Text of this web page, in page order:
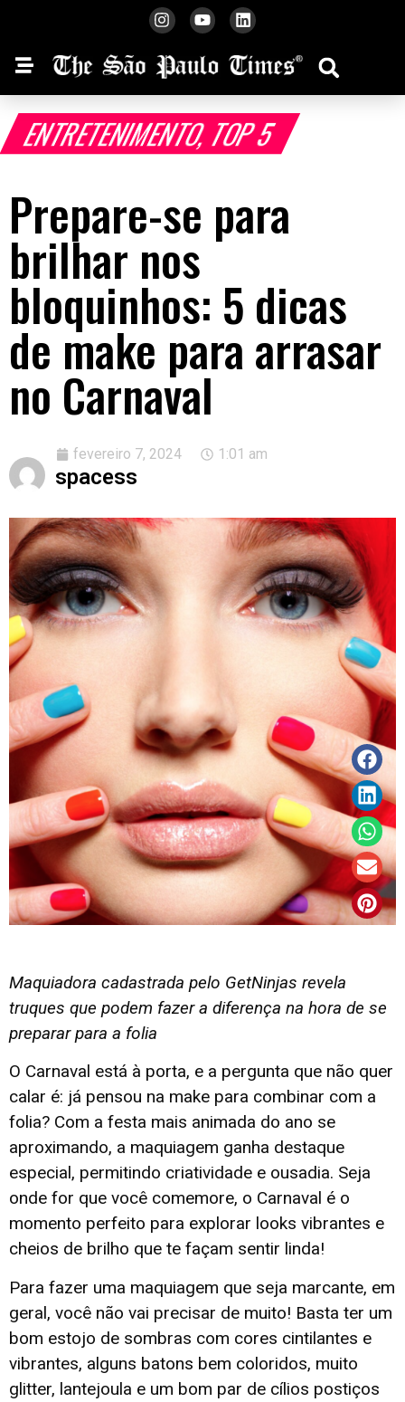
ENTRETENIMENTO
,
TOP 5
Prepare-se para
brilhar nos
bloquinhos: 5 dicas
de make para arrasar
no Carnaval
spacess
fevereiro 7, 2024 1:01 am
Maquiadora cadastrada pelo GetNinjas revela
truques que podem fazer a diferença na hora de se
preparar para a folia
O Carnaval está à porta, e a pergunta que não quer
calar é: já pensou na make para combinar com a
folia? Com a festa mais animada do ano se
aproximando, a maquiagem ganha destaque
especial, permitindo criatividade e ousadia. Seja
onde for que você comemore, o Carnaval é o
momento perfeito para explorar looks vibrantes e
cheios de brilho que te façam sentir linda!
Para fazer uma maquiagem que seja marcante, em
geral, você não vai precisar de muito! Basta ter um
bom estojo de sombras com cores cintilantes e
vibrantes, alguns batons bem coloridos, muito
glitter, lantejoula e um bom par de cílios postiços